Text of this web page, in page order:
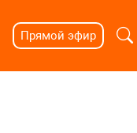
Прямой эфир